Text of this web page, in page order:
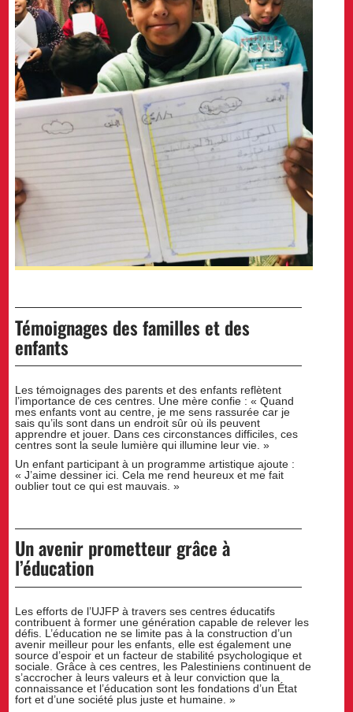
Témoignages des familles et des
enfants
Les témoignages des parents et des enfants reflètent
l’importance de ces centres. Une mère confie : « Quand
mes enfants vont au centre, je me sens rassurée car je
sais qu’ils sont dans un endroit sûr où ils peuvent
apprendre et jouer. Dans ces circonstances difficiles, ces
centres sont la seule lumière qui illumine leur vie. »
Un enfant participant à un programme artistique ajoute :
« J’aime dessiner ici. Cela me rend heureux et me fait
oublier tout ce qui est mauvais. »
Un avenir prometteur grâce à
l’éducation
Les efforts de l’UJFP à travers ses centres éducatifs
contribuent à former une génération capable de relever les
défis. L’éducation ne se limite pas à la construction d’un
avenir meilleur pour les enfants, elle est également une
source d’espoir et un facteur de stabilité psychologique et
sociale. Grâce à ces centres, les Palestiniens continuent de
s’accrocher à leurs valeurs et à leur conviction que la
connaissance et l’éducation sont les fondations d’un État
fort et d’une société plus juste et humaine. »